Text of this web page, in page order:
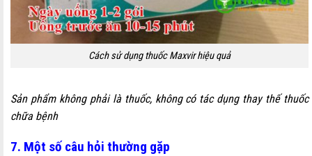
Cách sử dụng thuốc Maxvir hiệu quả
Sản phẩm không phải là thuốc, không có tác dụng thay thế thuốc
chữa bệnh
7. Một số câu hỏi thường gặp